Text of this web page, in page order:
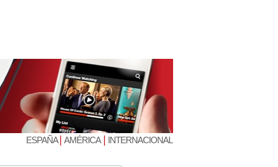
ESPAÑA| AMÉRICA| INTERNACIONAL